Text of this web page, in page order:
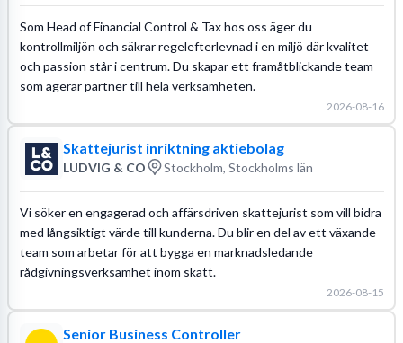
Som Head of Financial Control & Tax hos oss äger du
kontrollmiljön och säkrar regelefterlevnad i en miljö där kvalitet
och passion står i centrum. Du skapar ett framåtblickande team
som agerar partner till hela verksamheten.
2026-08-16
Skattejurist inriktning aktiebolag
LUDVIG & CO Stockholm, Stockholms län
Vi söker en engagerad och affärsdriven skattejurist som vill bidra
med långsiktigt värde till kunderna. Du blir en del av ett växande
team som arbetar för att bygga en marknadsledande
rådgivningsverksamhet inom skatt.
2026-08-15
Senior Business Controller